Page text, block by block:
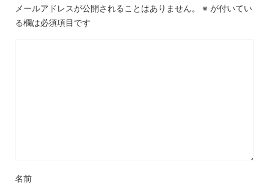
メールアドレスが公開されることはありません。 ※ が付いてい
る欄は必須項目です
名前